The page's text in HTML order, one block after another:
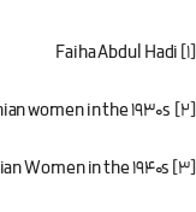
[1]
[2]
[3]